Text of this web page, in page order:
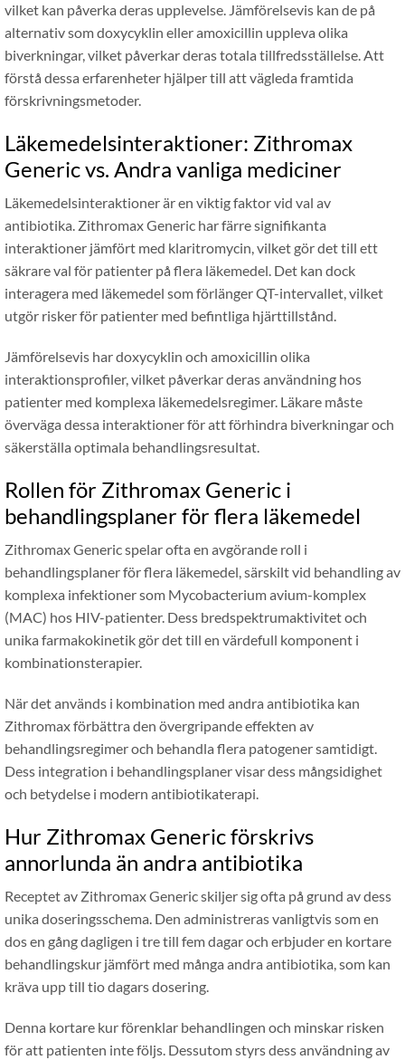
vilket kan påverka deras upplevelse. Jämförelsevis kan de på
alternativ som doxycyklin eller amoxicillin uppleva olika
biverkningar, vilket påverkar deras totala tillfredsställelse. Att
förstå dessa erfarenheter hjälper till att vägleda framtida
förskrivningsmetoder.
Läkemedelsinteraktioner: Zithromax
Generic vs. Andra vanliga mediciner
Läkemedelsinteraktioner är en viktig faktor vid val av
antibiotika. Zithromax Generic har färre signifikanta
interaktioner jämfört med klaritromycin, vilket gör det till ett
säkrare val för patienter på flera läkemedel. Det kan dock
interagera med läkemedel som förlänger QT-intervallet, vilket
utgör risker för patienter med befintliga hjärttillstånd.
Jämförelsevis har doxycyklin och amoxicillin olika
interaktionsprofiler, vilket påverkar deras användning hos
patienter med komplexa läkemedelsregimer. Läkare måste
överväga dessa interaktioner för att förhindra biverkningar och
säkerställa optimala behandlingsresultat.
Rollen för Zithromax Generic i
behandlingsplaner för flera läkemedel
Zithromax Generic spelar ofta en avgörande roll i
behandlingsplaner för flera läkemedel, särskilt vid behandling av
komplexa infektioner som Mycobacterium avium-komplex
(MAC) hos HIV-patienter. Dess bredspektrumaktivitet och
unika farmakokinetik gör det till en värdefull komponent i
kombinationsterapier.
När det används i kombination med andra antibiotika kan
Zithromax förbättra den övergripande effekten av
behandlingsregimer och behandla flera patogener samtidigt.
Dess integration i behandlingsplaner visar dess mångsidighet
och betydelse i modern antibiotikaterapi.
Hur Zithromax Generic förskrivs
annorlunda än andra antibiotika
Receptet av Zithromax Generic skiljer sig ofta på grund av dess
unika doseringsschema. Den administreras vanligtvis som en
dos en gång dagligen i tre till fem dagar och erbjuder en kortare
behandlingskur jämfört med många andra antibiotika, som kan
kräva upp till tio dagars dosering.
Denna kortare kur förenklar behandlingen och minskar risken
för att patienten inte följs. Dessutom styrs dess användning av